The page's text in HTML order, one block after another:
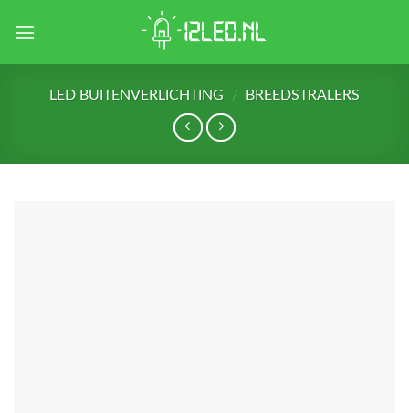
LED BUITENVERLICHTING / BREEDSTRALERS